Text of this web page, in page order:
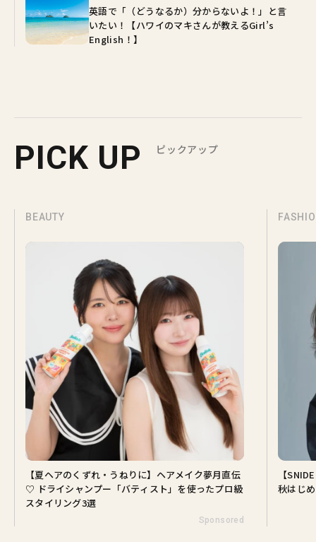
英語で「（どうなるか）分からないよ！」と言
いたい！【ハワイのマキさんが教えるGirl’s
English！】
PICK UP ピックアップ
BEAUTY
【夏ヘアのくずれ・うねりに】ヘアメイク夢月直伝
♡ ドライシャンプー「バティスト」を使ったプロ級
スタイリング3選
Sponsored
【
秋はじ